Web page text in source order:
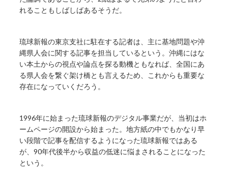
れることもしばしばあるそうだ。
琉球新報の東京支社に駐在する記者は、主に基地問題や沖
縄県人会に関する記事を担当しているという。沖縄にはな
い本土からの視点や論点を探る動機ともなれば、全国にあ
る県人会を繋ぐ架け橋とも言えるため、これからも重要な
存在になっていくだろう。
1996年に始まった琉球新報のデジタル事業だが、当初はホ
ームページの開設から始まった。地方紙の中でもかなり早
い段階で記事を配信するようになった琉球新報ではある
が、90年代後半から収益の低迷に悩まされることになった
という。